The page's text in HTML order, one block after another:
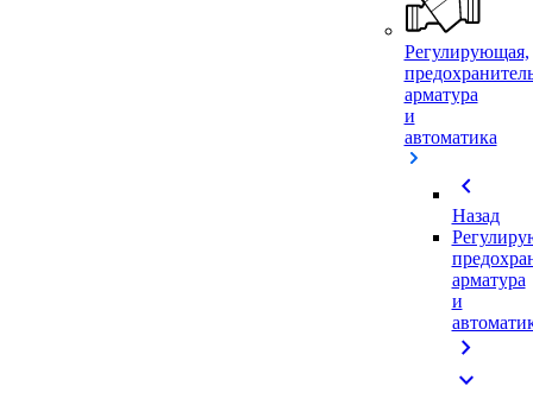
Регулирующая,
арматура
и
автоматика
chevron_left
Назад
арматура
и
chevron_right
expand_more